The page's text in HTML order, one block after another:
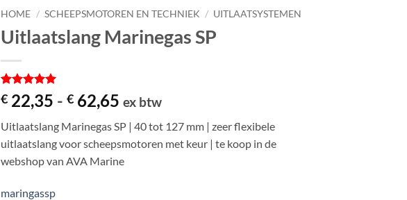
HOME / SCHEEPSMOTOREN EN TECHNIEK / UITLAATSYSTEMEN
Uitlaatslang Marinegas SP
Gewaardeerd
5op 5
op
1
klantbeoordeling
€ 22,35 - € 62,65 Prijsklasse:
tot
€ 62,65
ex btw
Uitlaatslang Marinegas SP | 40 tot 127 mm | zeer flexibele
uitlaatslang voor scheepsmotoren met keur | te koop in de
webshop van AVA Marine
maringassp